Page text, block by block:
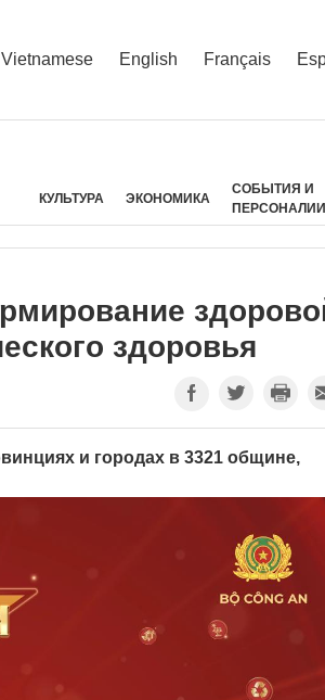
Vietnamese English Français
КУЛЬТУРА ЭКОНОМИКА
СОБЫТИЯ И
здоровья
и городах в 3321 общине,